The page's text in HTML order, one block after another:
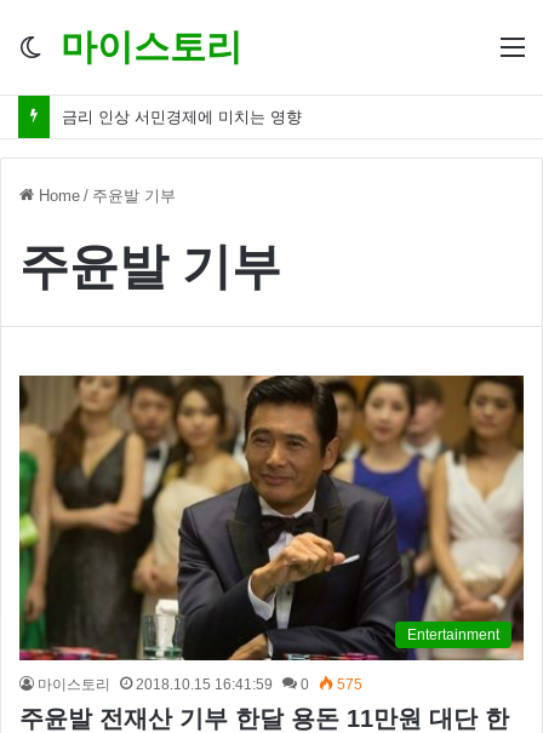
Switch
마이스토리
금리 인상 서민경제에 미치는 영향
Home / 주윤발 기부
주윤발 기부
Entertainment
마이스토리 2018.10.15 16:41:59 0 575
주윤발 전재산 기부 한달 용돈 11만원 대단 한